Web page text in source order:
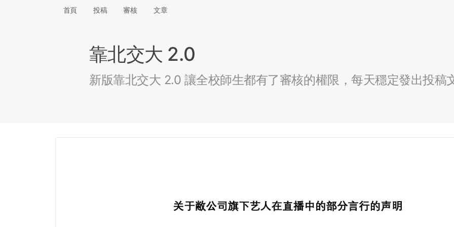
首頁 投稿 審核 文章
靠北交大 2.0
新版靠北交大 2.0 讓全校師生都有了審核的權限，每天穩定發出投稿